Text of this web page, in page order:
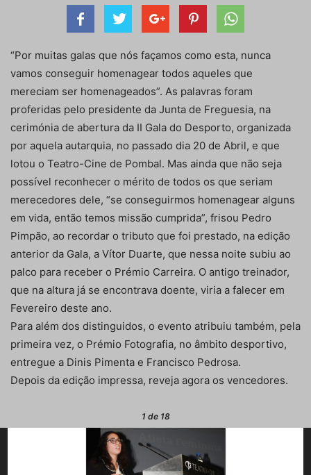
“Por muitas galas que nós façamos como esta, nunca
vamos conseguir homenagear todos aqueles que
mereciam ser homenageados”. As palavras foram
proferidas pelo presidente da Junta de Freguesia, na
cerimónia de abertura da II Gala do Desporto, organizada
por aquela autarquia, no passado dia 20 de Abril, e que
lotou o Teatro-Cine de Pombal. Mas ainda que não seja
possível reconhecer o mérito de todos os que seriam
merecedores dele, “se conseguirmos homenagear alguns
em vida, então temos missão cumprida”, frisou Pedro
Pimpão, ao recordar o tributo que foi prestado, na edição
anterior da Gala, a Vítor Duarte, que nessa noite subiu ao
palco para receber o Prémio Carreira. O antigo treinador,
que na altura já se encontrava doente, viria a falecer em
Fevereiro deste ano.
Para além dos distinguidos, o evento atribuiu também, pela
primeira vez, o Prémio Fotografia, no âmbito desportivo,
entregue a Dinis Pimenta e Francisco Pedrosa.
Depois da edição impressa, reveja agora os vencedores.
1 de 18